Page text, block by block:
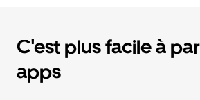
C'est plus facile à
apps